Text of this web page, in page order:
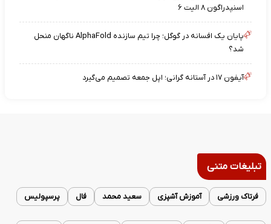
اسنپدراگون ۸ الیت ۶
پایان یک افسانه در گوگل؛ چرا تیم سازنده AlphaFold ناگهان منحل
شد؟
آیفون ۱۷ در آستانه گرانی؛ اپل جمعه تصمیم می‌گیرد
تبلیغات متنی
فرتاک ورزشی آموزش آشپزی سعید محمد فال پرسپولیس